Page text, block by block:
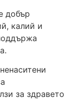
добър
калий и
за здравето